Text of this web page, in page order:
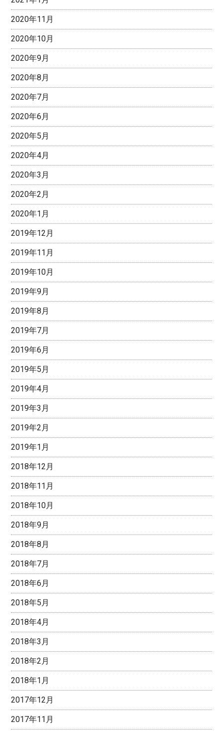
2020年11月
2020年10月
2020年9月
2020年8月
2020年7月
2020年6月
2020年5月
2020年4月
2020年3月
2020年2月
2020年1月
2019年12月
2019年11月
2019年10月
2019年9月
2019年8月
2019年7月
2019年6月
2019年5月
2019年4月
2019年3月
2019年2月
2019年1月
2018年12月
2018年11月
2018年10月
2018年9月
2018年8月
2018年7月
2018年6月
2018年5月
2018年4月
2018年3月
2018年2月
2018年1月
2017年12月
2017年11月